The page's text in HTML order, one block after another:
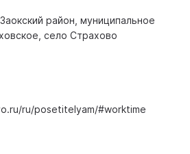
район, муниципальное
село Страхово
ru/posetitelyam/#worktime